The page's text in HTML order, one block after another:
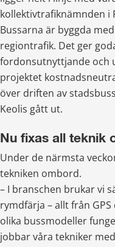
kollektivtrafiknämnden i
Bussarna är byggda
regiontrafik. Det ger
fordonsutnyttjande och
projektet
över driften av
Keolis gått ut.
Nu fixas all teknik
Under de närmsta
tekniken ombord.
– I branschen brukar vi
rymdfärja – allt från
olika bussmodeller
jobbar våra tekniker